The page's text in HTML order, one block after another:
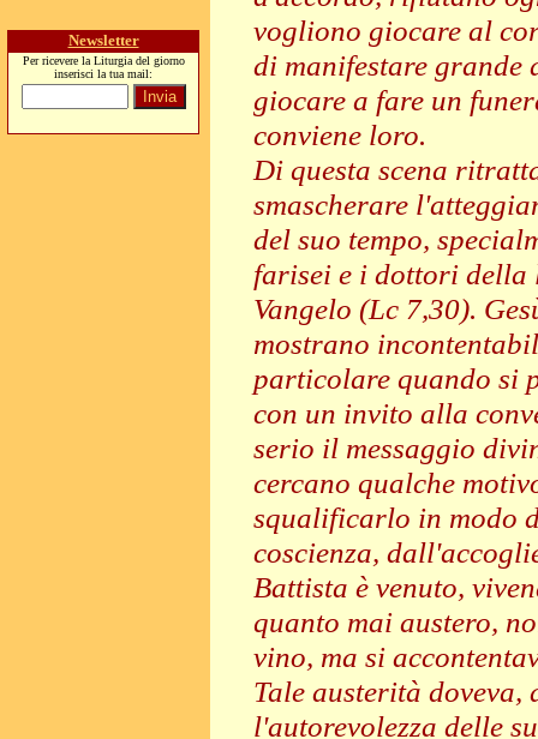
Newsletter
Per ricevere la Liturgia del giorno
inserisci la tua mail:
vogliono giocare al
di manifestare
giocare a fare un
conviene loro.
Di questa scena
smascherare
del suo tempo,
farisei e i dottori della
Vangelo (Lc 7,30).
mostrano
particolare quando si
con un invito alla
serio il messaggio
cercano qualche
squalificarlo in modo
coscienza,
Battista è venuto,
quanto mai austero,
vino, ma si
Tale austerità doveva,
l'autorevolezza delle